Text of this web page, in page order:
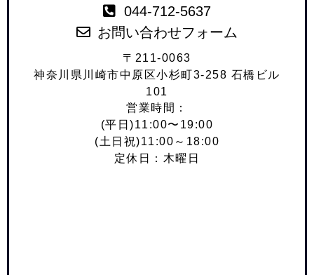
044-712-5637
お問い合わせフォーム
〒211-0063
神奈川県川崎市中原区小杉町3-258 石橋ビル
101
営業時間：
(平日)11:00〜19:00
(土日祝)11:00～18:00
定休日：木曜日